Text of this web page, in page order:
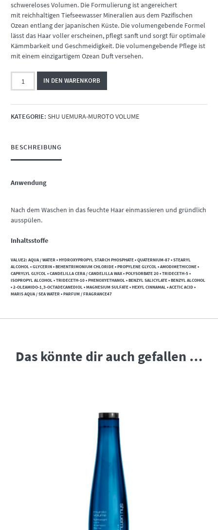
schwereloses Volumen. Die Formulierung ist angereichert
mit reichhaltigen Tiefseewasser Mineralien aus dem Pazifischen
Ozean entlang der japanischen Küste. Die volumengebende Formel
lässt das Haar voller erscheinen, pflegt sanft und sorgt für optimale
Kämmbarkeit und Geschmeidigkeit. Die volumengebende Pflege ist
mit einem einzigartigem Ozean Duft versehen.
SHU
UEMURA
VOLUME
CONDITIONER
Menge
IN DEN WARENKORB
KATEGORIE: SHU UEMURA-MUROTO VOLUME
BESCHREIBUNG
Anwendung
Nach dem Waschen in das feuchte Haar einmassieren und gründlich
ausspülen.
Inhaltsstoffe
VALUE2: AQUA / WATER • HYDROXYPROPYL STARCH PHOSPHATE • QUATERNIUM-87 • STEARYL
ALCOHOL • GLYCERIN • BEHENTRIMONIUM CHLORIDE • PROPYLENE GLYCOL • AMODIMETHICONE •
CAPRYLYL GLYCOL • CANDELILLA CERA / CANDELILLA WAX • POLYSORBATE 20 • TRIDECETH-5 •
ISOPROPYL ALCOHOL • TRIDECETH-10 • PHENOXYETHANOL • BENZYL SALICYLATE • BENZYL ALCOHOL
• 2-OLEAMIDO-1,3-OCTADECANEDIOL • MAGNESIUM SULFATE • HEXYL CINNAMAL • ACETIC ACID •
MARIS AQUA / SEA WATER • PARFUM / FRAGRANCE47
Das könnte dir auch gefallen …